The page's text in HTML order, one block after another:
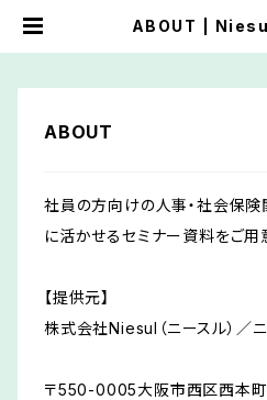
ABOUT | Niesul
ABOUT
社員の方向けの人事・社会保
に活かせるセミナー資料をご用
【提供元】
株式会社Niesul（ニースル）／
〒550-0005大阪市西区西本